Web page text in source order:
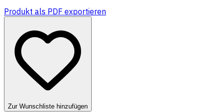
Produkt als PDF exportieren
Zur Wunschliste hinzufügen